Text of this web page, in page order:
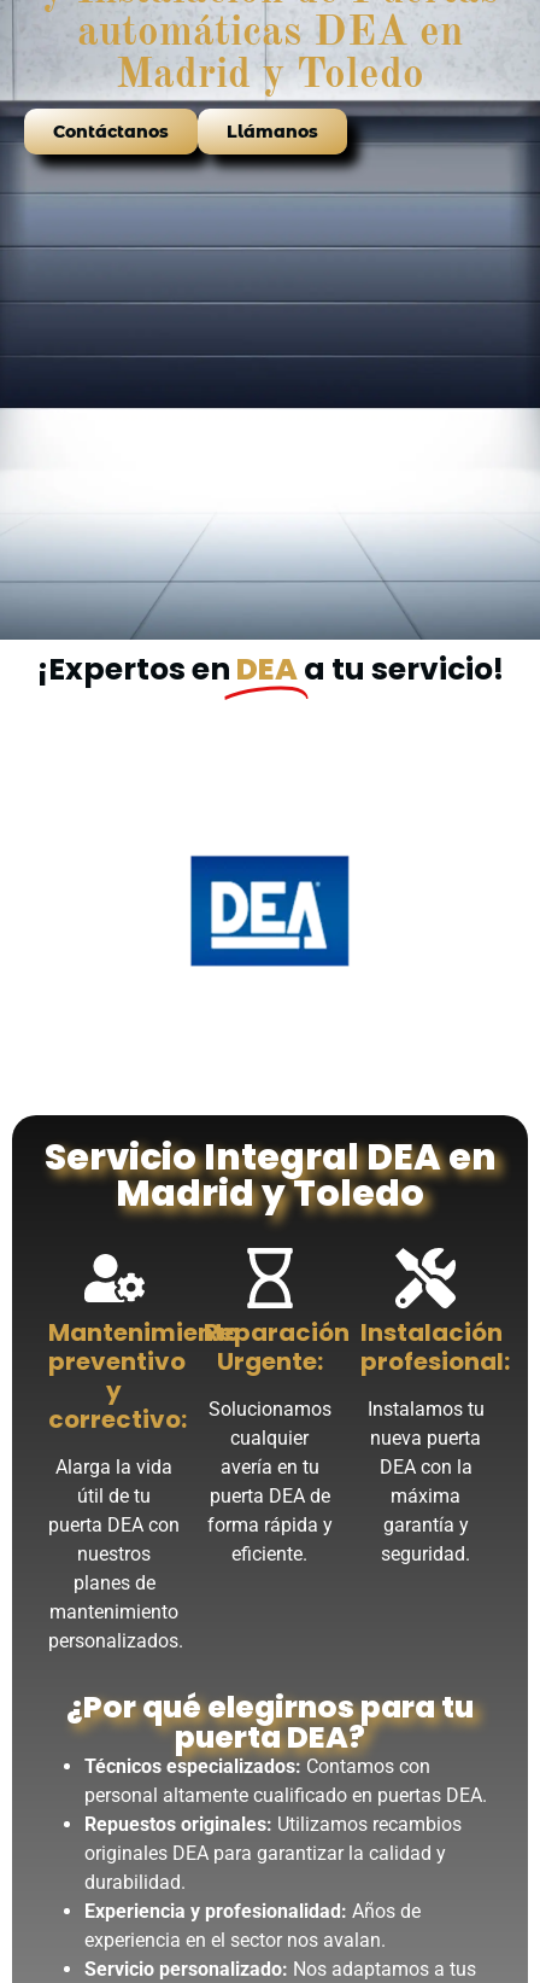
automáticas DEA en
Madrid y Toledo
Contáctanos Llámanos
¡Expertos en DEAa tu servicio!
Servicio Integral DEA en
Madrid y Toledo
Mantenimiento
preventivo
y
correctivo:
Alarga la vida
útil de tu
puerta DEA con
nuestros
planes de
mantenimiento
personalizados.
Reparación
Urgente:
Solucionamos
cualquier
avería en tu
puerta DEA de
forma rápida y
eficiente.
Instalación
profesional:
Instalamos tu
nueva puerta
DEA con la
máxima
garantía y
seguridad.
¿Por qué elegirnos para tu
puerta DEA?
Técnicos especializados: Contamos con
personal altamente cualificado en puertas DEA.
Repuestos originales: Utilizamos recambios
originales DEA para garantizar la calidad y
durabilidad.
Experiencia y profesionalidad: Años de
experiencia en el sector nos avalan.
Servicio personalizado: Nos adaptamos a tus